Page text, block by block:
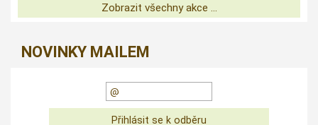
Zobrazit všechny akce ...
NOVINKY MAILEM